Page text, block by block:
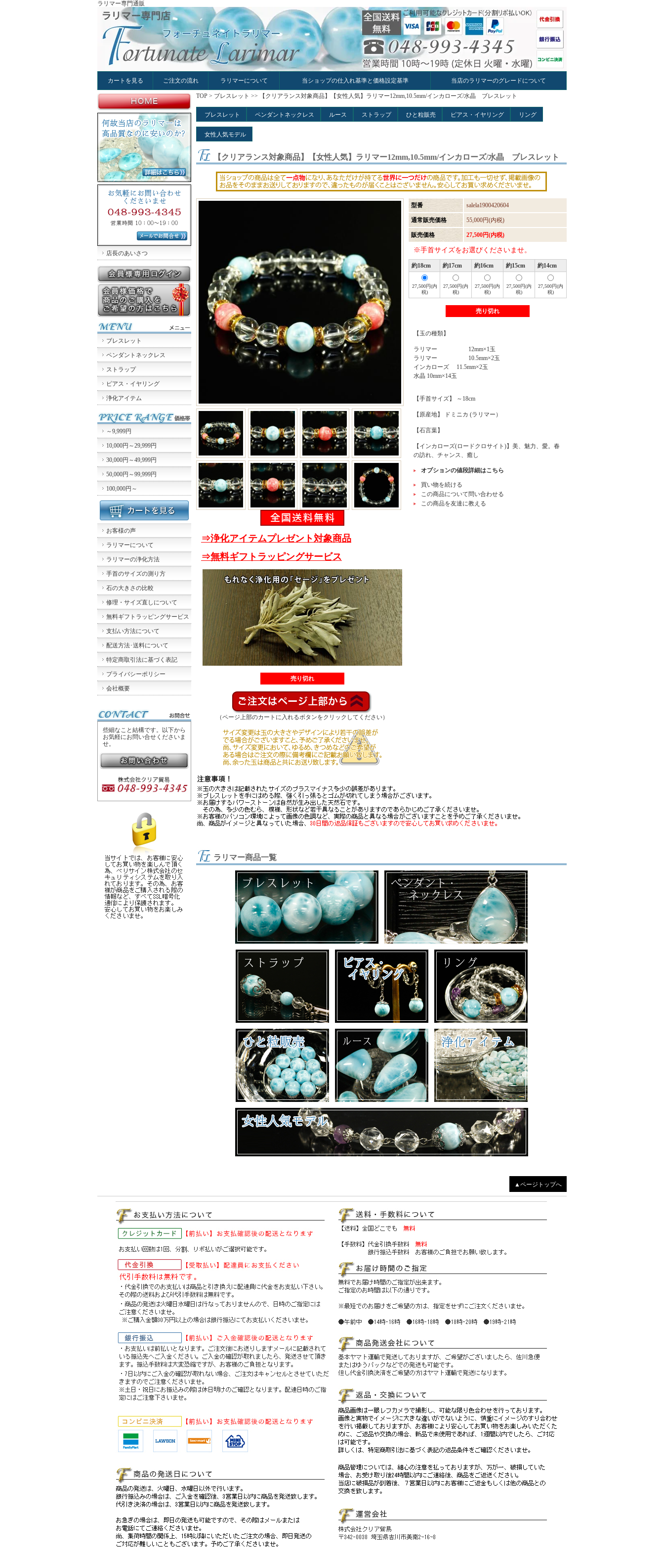
ラリマー専門通販
カートを見る ご注文の流れ ラリマーについて 当ショップの仕入れ基準と価格設定基準 当店のラリマーのグレードについて
店長のあいさつ
ブレスレット
ペンダントネックレス
ストラップ
ピアス・イヤリング
浄化アイテム
～9,999円
10,000円～29,999円
30,000円～49,999円
50,000円～99,999円
100,000円～
お客様の声
ラリマーについて
ラリマーの浄化方法
手首のサイズの測り方
石の大きさの比較
修理・サイズ直しについて
無料ギフトラッピングサービス
支払い方法について
配送方法･送料について
特定商取引法に基づく表記
プライバシーポリシー
会社概要
些細なこと結構です。以下から
お気軽にお問い合せくださいま
せ。
TOP > ブレスレット >> 【クリアランス対象商品】【女性人気】ラリマー12mm,10.5mm/インカローズ/水晶 ブレスレット
ブレスレット ペンダントネックレス ルース ストラップ ひと粒販売 ピアス・イヤリング リング
女性人気モデル
【クリアランス対象商品】【女性人気】ラリマー12mm,10.5mm/インカローズ/水晶 ブレスレット
⇒浄化アイテムプレゼント対象商品
⇒無料ギフトラッピングサービス
売り切れ
（ページ上部のカートに入れるボタンをクリックしてください）
型番 salela1900420604
通常販売価格 55,000円(内税)
販売価格 27,500円(内税)
※手首サイズをお選びくださいませ。
約18cm 約17cm 約16cm 約15cm 約14cm
27,500円(内
税)
27,500円(内
税)
27,500円(内
税)
27,500円(内
税)
27,500円(内
税)
売り切れ
【玉の種類】
ラリマー 12mm×1玉
ラリマー 10.5mm×2玉
インカローズ 11.5mm×2玉
水晶 10mm×14玉
【手首サイズ】 ～18cm
【原産地】 ドミニカ (ラリマー）
【石言葉】
【インカローズ(ロードクロサイト)】美、魅力、愛。春
の訪れ、チャンス、癒し
オプションの値段詳細はこちら
買い物を続ける
この商品について問い合わせる
この商品を友達に教える
ラリマー商品一覧
▲ページトップへ